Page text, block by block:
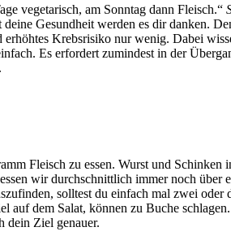
vegetarisch, am Sonntag dann Fleisch.“
Gesundheit werden es dir danken.
Krebsrisiko nur wenig. Dabei
Es erfordert zumindest in der
Fleisch zu essen. Wurst und Schinken
wir durchschnittlich immer noch
solltest du einfach mal zwei
auf dem Salat, können zu Buche
dein Ziel genauer.